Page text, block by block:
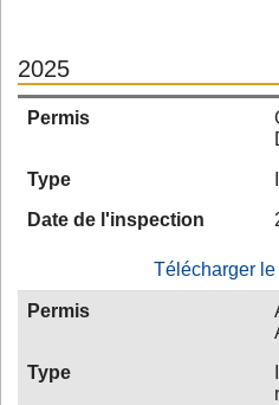
2025
Permis
Type
Date de l'inspection
Télécharger le
Permis
Type